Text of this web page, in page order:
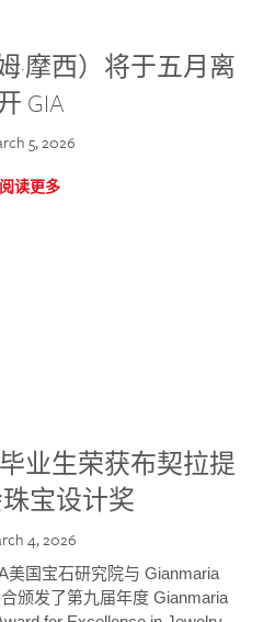
·摩西）将于五月离
GIA
5, 2026
阅读更多
业生荣获布契拉提
宝设计奖
4, 2026
美国宝石研究院与 Gianmaria
颁发了第九届年度 Gianmaria